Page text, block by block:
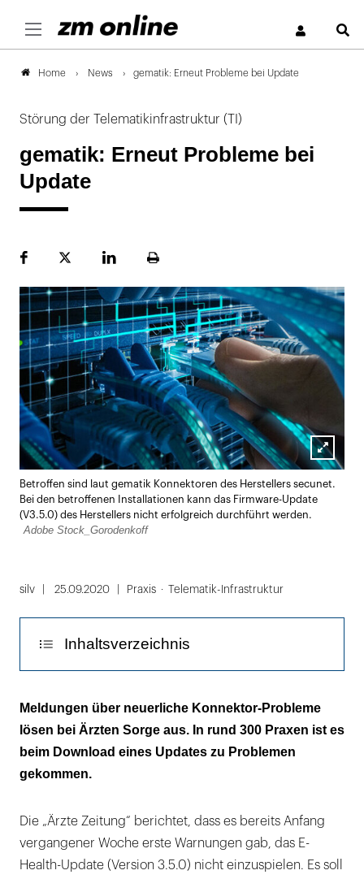
Home News gematik: Erneut Probleme bei Update
Störung der Telematikinfrastruktur (TI)
gematik: Erneut Probleme bei
Update
FacebookPlattformLinekdInSeite
Lightbox
öffnen
Betroffen sind laut gematik Konnektoren des Herstellers secunet.
Bei den betroffenen Installationen kann das Firmware-Update
(V3.5.0) des Herstellers nicht erfolgreich durchführt werden.
Adobe Stock_Gorodenkoff
silv 25.09.2020 Praxis Telematik-Infrastruktur
Inhaltsverzeichnis
Die gematik bestätigt Probleme
Die Arbeit an der Lösung des Problems läuft
"mit Hochdruck"
Meldungen über neuerliche Konnektor-Probleme
lösen bei Ärzten Sorge aus. In rund 300 Praxen ist es
beim Download eines Updates zu Problemen
gekommen.
Die „Ärzte Zeitung“ berichtet, dass es bereits Anfang
vergangener Woche erste Warnungen gab, das E-
Health-Update (Version 3.5.0) nicht einzuspielen. Es soll